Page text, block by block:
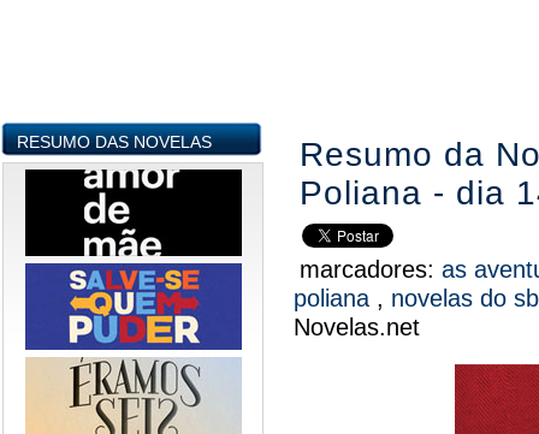
RESUMO DAS NOVELAS
Resumo da
Poliana - dia
marcadores: as
poliana , novelas do
Novelas.net